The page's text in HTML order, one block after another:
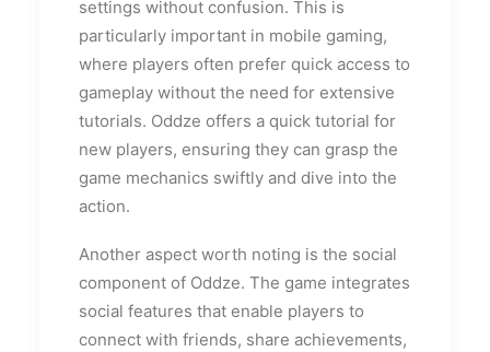
settings without confusion. This is
particularly important in mobile gaming,
where players often prefer quick access to
gameplay without the need for extensive
tutorials. Oddze offers a quick tutorial for
new players, ensuring they can grasp the
game mechanics swiftly and dive into the
action.
Another aspect worth noting is the social
component of Oddze. The game integrates
social features that enable players to
connect with friends, share achievements,